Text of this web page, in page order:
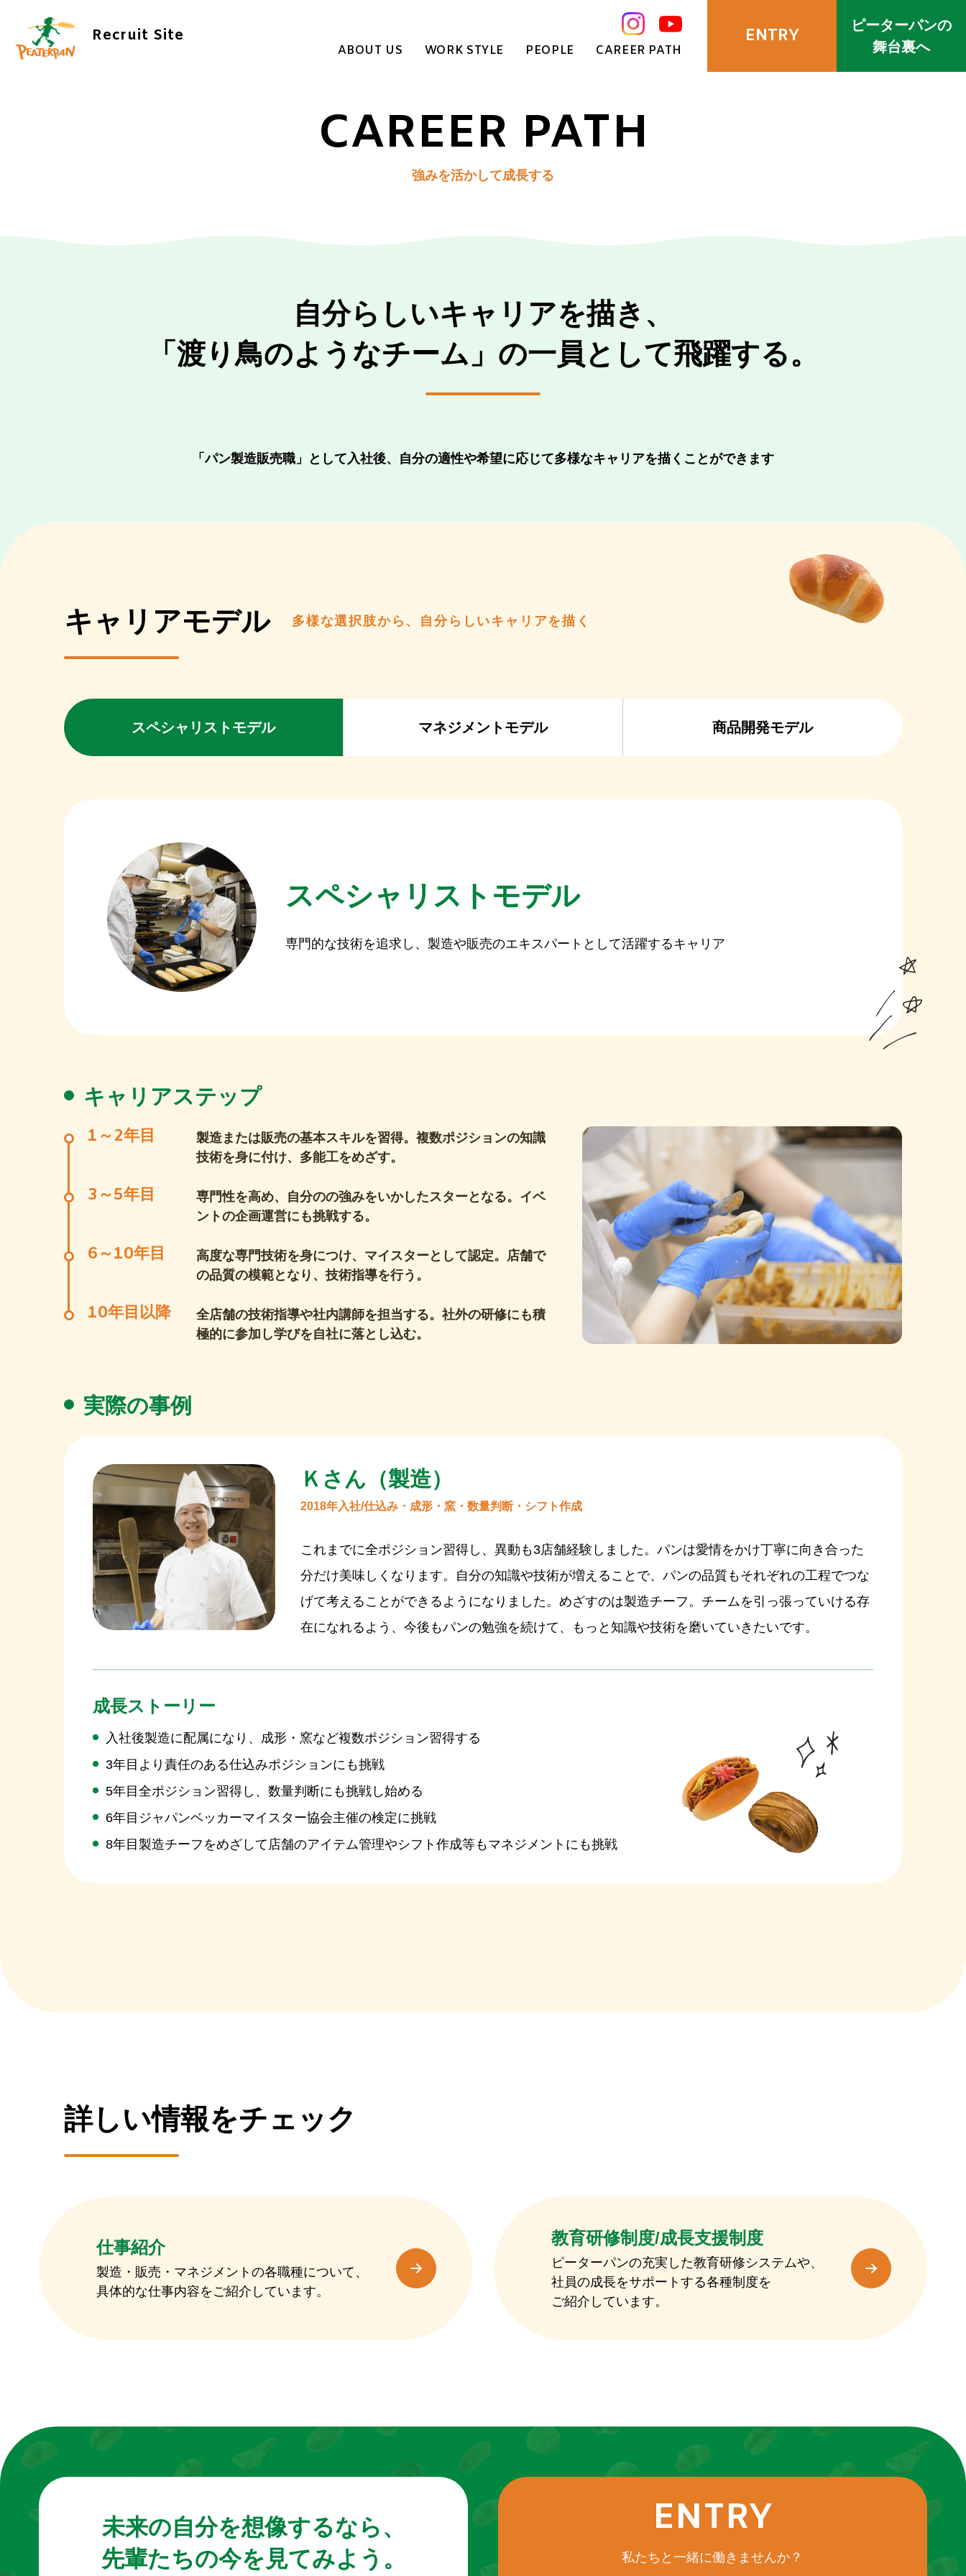
Recruit Site
ABOUT US WORK STYLE PEOPLE CAREER PATH
ENTRY
ピーターパンの
舞台裏へ
CAREER PATH
強みを活かして成長する
自分らしいキャリアを描き、
「渡り鳥のようなチーム」の一員として飛躍する。
「パン製造販売職」として入社後、自分の適性や希望に応じて多様なキャリアを描くことができます
キャリアモデル 多様な選択肢から、自分らしいキャリアを描く
スペシャリスト モデル マネジメントモデル 商品開発モデル
スペシャリスト モデル
専門的な技術を追求し、製造や販売のエキスパートとして活躍するキャリア
キャリアステップ
1～2年目
製造または販売の基本スキルを習得。複数ポジションの知識
技術を身に付け、多能工をめざす。
3～5年目
専門性を高め、自分のの強みをいかしたスターとなる。イベ
ントの企画運営にも挑戦する。
6～10年目
高度な専門技術を身につけ、マイスターとして認定。店舗で
の品質の模範となり、技術指導を行う。
10年目以降
全店舗の技術指導や社内講師を担当する。社外の研修にも積
極的に参加し学びを自社に落とし込む。
実際の事例
Ｋさん（製造）
2018年入社/仕込み・成形・窯・数量判断・シフト作成
これまでに全ポジション習得し、異動も3店舗経験しました。パンは愛情をかけ丁寧に向き合った
分だけ美味しくなります。自分の知識や技術が増えることで、パンの品質もそれぞれの工程でつな
げて考えることができるようになりました。めざすのは製造チーフ。チームを引っ張っていける存
在になれるよう、今後もパンの勉強を続けて、もっと知識や技術を磨いていきたいです。
成長ストーリー
入社後製造に配属になり、成形・窯など複数ポジション習得する
3年目より責任のある仕込みポジションにも挑戦
5年目全ポジション習得し、数量判断にも挑戦し始める
6年目ジャパンベッカーマイスター協会主催の検定に挑戦
8年目製造チーフをめざして店舗のアイテム管理やシフト作成等もマネジメントにも挑戦
詳しい情報をチェック
仕事紹介
製造・販売・マネジメントの各職種について、
具体的な仕事内容をご紹介しています。
教育研修制度/成長支援制度
ピーターパンの充実した教育研修システムや、
社員の成長をサポートする各種制度を
ご紹介しています。
未来の自分を想像するなら、
先輩たちの今を見てみよう。
ENTRY
私たちと一緒に働きませんか？